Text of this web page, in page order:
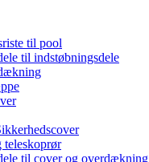
til pool
til indstøbningsdele
teleskoprør
til cover og overdækning